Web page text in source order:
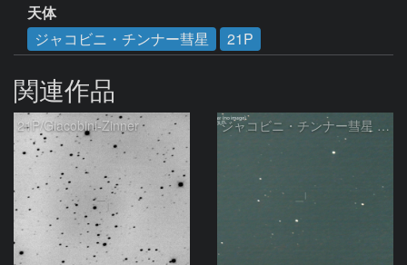
天体
ジャコビニ・チンナー彗星
21P
関連作品
21P/Giacobini-Zinner ジャコビニ・チンナー彗星 ( 21P )の予報位置：2024/07/07